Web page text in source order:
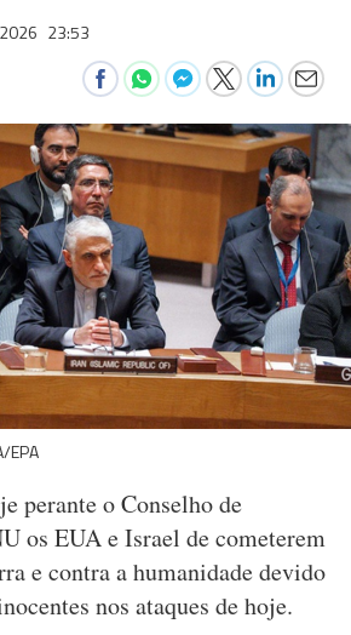
23:53
EPA
perante o Conselho de
os EUA e Israel de cometerem
e contra a humanidade devido
nos ataques de hoje.